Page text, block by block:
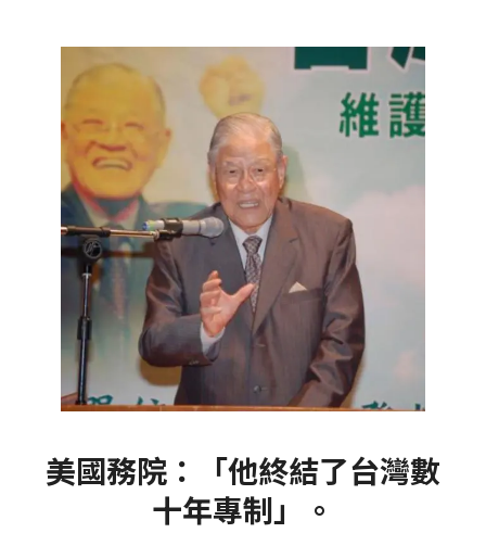
美國務院：「他終結了台灣數
十年專制」。